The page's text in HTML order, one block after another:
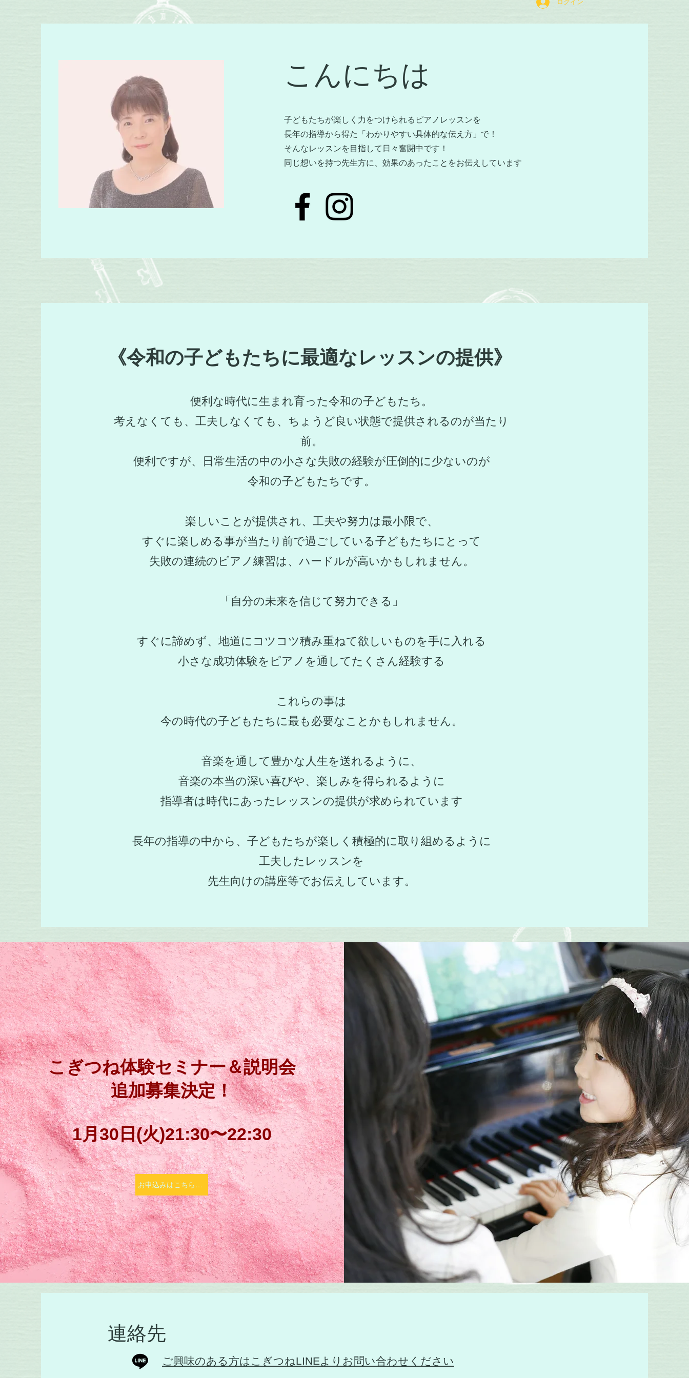
ログイン
こんにちは
子どもたちが楽しく力をつけられるピアノレッスンを
長年の指導から得た「わかりやすい具体的な伝え方」で！
そんなレッスンを目指して日々奮闘中です！
​同じ想いを持つ先生方に、効果のあったことをお伝えしています
《令和の子どもたちに最適なレッスンの提供》
便利な時代に生まれ育った令和の子どもたち。
考えなくても、工夫しなくても、ちょうど良い状態で提供されるのが当たり
前。
便利ですが、日常生活の中の小さな失敗の経験が圧倒的に少ないのが
令和の子どもたちです。
楽しいことが提供され、工夫や努力は最小限で、
すぐに楽しめる事が当たり前で過ごしている子どもたちにとって
失敗の連続のピアノ練習は、 ハードルが高いかもしれません。
「自分の未来を信じて努力できる」
すぐに諦めず、地道にコツコツ積み重ねて欲しいものを手に入れる
小さな成功体験をピアノを通してたくさん経験する
これらの事は
​今の時代の子どもたちに最も必要なことかもしれません。
音楽を通して豊かな人生を送れるように、
音楽の本当の深い喜びや、楽しみを得られるように
指導者は時代にあったレッスンの提供が求められています
長年の指導の中から、子どもたちが楽しく積極的に取り組めるように
工夫したレッスンを
先生向けの講座等でお伝えしています。​
こぎつね体験セミナー＆説明会
追加募集決定！
1月30日(火)21:30〜22:30
お申込みはこちらはこちら
連絡先
ご興味のある方はこぎつねLINEよりお問い合わせください